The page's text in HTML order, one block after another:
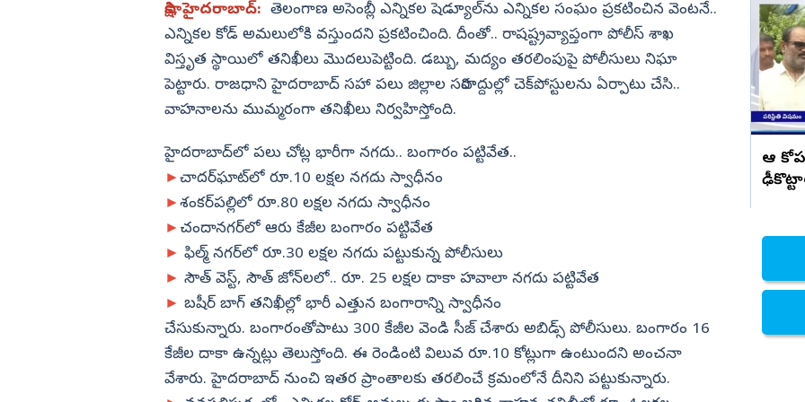
విజయనగరం
పార్వతీపురం మన్యం
పశ్చిమ గోదావరి
ఏలూరు
వైఎస్సార్
అన్నమయ్య
నిజామాబాద్
కామారెడ్డి
రంగారెడ్డి
వికారాబాద్
వరంగల్
హన్మకొండ
జనగాం
జయశంకర్
మహబూబాబాద్
ములుగు
సాక్షి, హైదరాబాద్‌: తెలంగాణ అసెంబ్లీ ఎన్నికల షెడ్యూల్‌ను ఎన్నికల సంఘం ప్రకటించిన వెంటనే..
ఎన్నికల కోడ్‌ అమలులోకి వస్తుందని ప్రకటించింది. దీంతో.. రాషష్ట్రవ్యాప్తంగా పోలీస్‌ శాఖ
విస్తృత స్థాయిలో తనిఖీలు మొదలుపెట్టింది. డబ్బు, మద్యం తరలింపుపై పోలీసులు నిఘా
పెట్టారు. రాజధాని హైదరాబాద్‌ సహా పలు జిల్లాల సరిహద్దుల్లో చెక్‌పోస్టులను ఏర్పాటు చేసి..
వాహనాలను ముమ్మరంగా తనిఖీలు నిర్వహిస్తోంది.
హైదరాబాద్‌లో పలు చోట్ల భారీగా నగదు.. బంగారం పట్టివేత..
►చాదర్‌ఘాట్‌లో రూ.10 లక్షల నగదు స్వాధీనం
►శంకర్‌పల్లిలో రూ.80 లక్షల నగదు స్వాధీనం
► చందానగర్‌లో ఆరు కేజీల బంగారం పట్టివేత
► ఫిల్మ్‌ నగర్‌లో రూ.30 లక్షల నగదు పట్టుకున్న పోలీసులు
► సౌత్‌ వెస్ట్‌, సౌత్‌ జోన్‌లలో.. రూ. 25 లక్షల దాకా హవాలా నగదు పట్టివేత
► బషీర్ బాగ్ తనిఖీల్లో భారీ ఎత్తున బంగారాన్ని స్వాధీనం
చేసుకున్నారు. బంగారంతోపాటు 300 కేజీల వెండి సీజ్ చేశారు అబిడ్స్ పోలీసులు. బంగారం 16
కేజీల దాకా ఉన్నట్లు తెలుస్తోంది. ఈ రెండింటి విలువ రూ.10 కోట్లుగా ఉంటుందని అంచనా
వేశారు. హైదరాబాద్‌ నుంచి ఇతర ప్రాంతాలకు తరలించే క్రమంలోనే దీనిని పట్టుకున్నారు.
షూస్ వేసుకొని వెంకన్న విగ్రహం తీసుకున్న
కేంద్ర మంత్రి పెమ్మసాని
దిశా చట్టాన్ని పేరు మార్చి అయినా చట్టాన్ని
అమలు చెయ్.. అనితకు వరుదు కళ్యాణి
ఆ